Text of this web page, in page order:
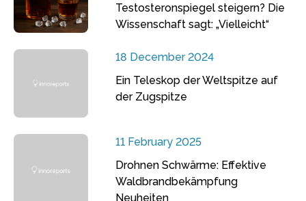
Testosteronspiegel steigern? Die
Wissenschaft sagt: „Vielleicht“
18 December 2024
Ein Teleskop der Weltspitze auf
der Zugspitze
11 February 2025
Drohnen Schwärme: Effektive
Waldbrandbekämpfung
Neuheiten